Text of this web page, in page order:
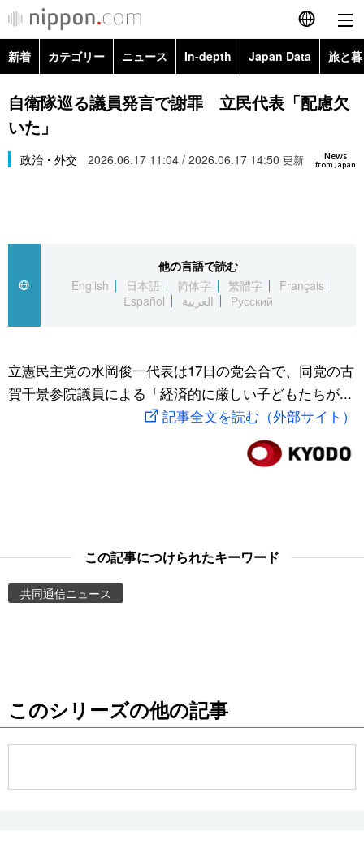
English
简体字
Русский
カテゴリー
経済・ビジネス
国際
文化
トップ
アーカイブ
In-depth
Japan Data
動画/Live
お知らせ
新着 カテゴリー ニュース In-depth Japan Data 旅と
政治・外交
経済・ビジネス
スポーツ・東京2020
Topics
自衛隊巡る議員発言で謝罪 立民代表「配慮欠
いた」
News
from Japan
政治・外交 2026.06.17 11:04 / 2026.06.17 14:50 更新
他の言語で読む
English
日本語 简体字 繁體字
Français
Español
العربية Русский
立憲民主党の水岡俊一代表は17日の党会合で、同党の古
賀千景参院議員による「経済的に厳しい子どもたちが...
記事全文を読む（外部サイト）
この記事につけられたキーワード
共同通信ニュース
このシリーズの他の記事